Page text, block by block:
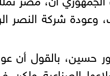
حسين، بالقول أن